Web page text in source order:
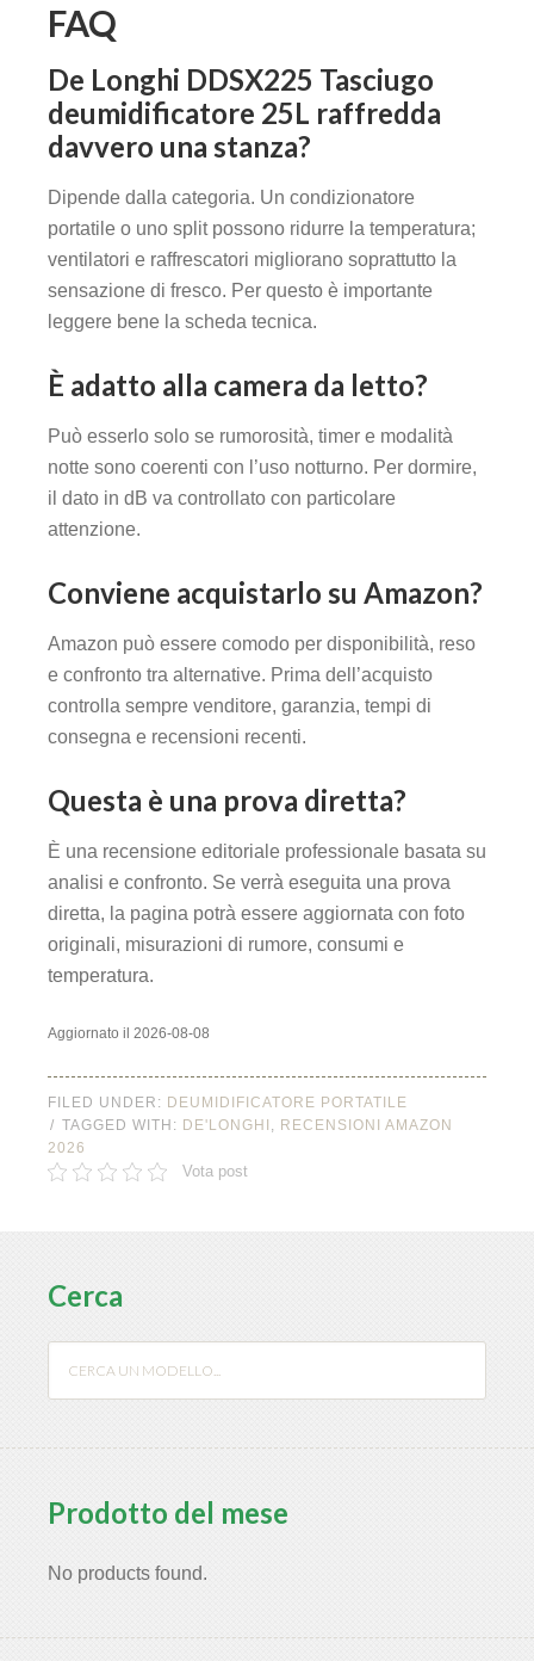
FAQ
De Longhi DDSX225 Tasciugo
deumidificatore 25L raffredda
davvero una stanza?
Dipende dalla categoria. Un condizionatore
portatile o uno split possono ridurre la temperatura;
ventilatori e raffrescatori migliorano soprattutto la
sensazione di fresco. Per questo è importante
leggere bene la scheda tecnica.
È adatto alla camera da letto?
Può esserlo solo se rumorosità, timer e modalità
notte sono coerenti con l’uso notturno. Per dormire,
il dato in dB va controllato con particolare
attenzione.
Conviene acquistarlo su Amazon?
Amazon può essere comodo per disponibilità, reso
e confronto tra alternative. Prima dell’acquisto
controlla sempre venditore, garanzia, tempi di
consegna e recensioni recenti.
Questa è una prova diretta?
È una recensione editoriale professionale basata su
analisi e confronto. Se verrà eseguita una prova
diretta, la pagina potrà essere aggiornata con foto
originali, misurazioni di rumore, consumi e
temperatura.
Aggiornato il 2026-08-08
FILED UNDER: DEUMIDIFICATORE PORTATILE
TAGGED WITH: DE'LONGHI , RECENSIONI AMAZON
2026
Vota post
Cerca
Prodotto del mese
No products found.